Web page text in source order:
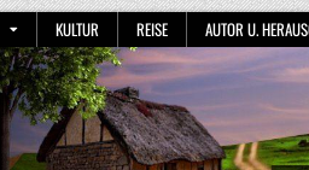
KULTUR REISE AUTOR U.